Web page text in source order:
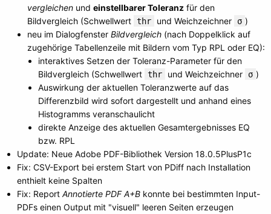
vergleichen und einstellbarer Toleranz für den
Bildvergleich (Schwellwert thr und Weichzeichner σ )
neu im Dialogfenster Bildvergleich (nach Doppelklick auf
zugehörige Tabellenzeile mit Bildern vom Typ RPL oder EQ):
interaktives Setzen der Toleranz-Parameter für den
Bildvergleich (Schwellwert thr und Weichzeichner σ )
Auswirkung der aktuellen Toleranzwerte auf das
Differenzbild wird sofort dargestellt und anhand eines
Histogramms veranschaulicht
direkte Anzeige des aktuellen Gesamtergebnisses EQ
bzw. RPL
Update: Neue Adobe PDF-Bibliothek Version 18.0.5PlusP1c
Fix: CSV-Export bei erstem Start von PDiff nach Installation
enthielt keine Spalten
Fix: Report Annotierte PDF A+Bkonnte bei bestimmten Input-
PDFs einen Output mit "visuell" leeren Seiten erzeugen